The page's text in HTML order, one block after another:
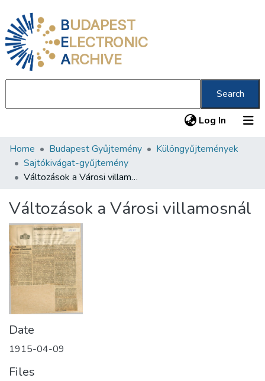
BUDAPEST
ELECTRONIC
ARCHIVE
Search
Log In (current)
Communities & Collections
All of DSpace
About us
Home Budapest Gyűjtemény
Különgyűjtemények
Sajtókivágat-gyűjtemény
Változások a Városi villamosnál
Változások a Városi villamosnál
Date
1915-04-09
Files